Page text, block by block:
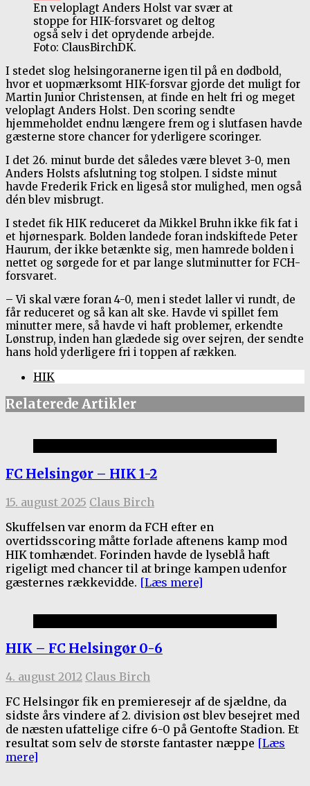
En veloplagt Anders Holst var svær at
stoppe for HIK-forsvaret og deltog
også selv i det oprydende arbejde.
Foto: ClausBirchDK.
I stedet slog helsingoranerne igen til på en dødbold,
hvor et uopmærksomt HIK-forsvar gjorde det muligt for
Martin Junior Christensen, at finde en helt fri og meget
veloplagt Anders Holst. Den scoring sendte
hjemmeholdet endnu længere frem og i slutfasen havde
gæsterne store chancer for yderligere scoringer.
I det 26. minut burde det således være blevet 3-0, men
Anders Holsts afslutning tog stolpen. I sidste minut
havde Frederik Frick en ligeså stor mulighed, men også
dén blev misbrugt.
I stedet fik HIK reduceret da Mikkel Bruhn ikke fik fat i
et hjørnespark. Bolden landede foran indskiftede Peter
Haurum, der ikke betænkte sig, men hamrede bolden i
nettet og sørgede for et par lange slutminutter for FCH-
forsvaret.
– Vi skal være foran 4-0, men i stedet laller vi rundt, de
får reduceret og så kan alt ske. Havde vi spillet fem
minutter mere, så havde vi haft problemer, erkendte
Lønstrup, inden han glædede sig over sejren, der sendte
hans hold yderligere fri i toppen af rækken.
HIK
Relaterede Artikler
FC Helsingør – HIK 1-2
15. august 2025 Claus Birch
Skuffelsen var enorm da FCH efter en
overtidsscoring måtte forlade aftenens kamp mod
HIK tomhændet. Forinden havde de lyseblå haft
rigeligt med chancer til at bringe kampen udenfor
gæsternes rækkevidde. [Læs mere]
HIK – FC Helsingør 0-6
4. august 2012 Claus Birch
FC Helsingør fik en premieresejr af de sjældne, da
sidste års vindere af 2. division øst blev besejret med
de næsten ufattelige cifre 6-0 på Gentofte Stadion. Et
resultat som selv de største fantaster næppe [Læs
mere]